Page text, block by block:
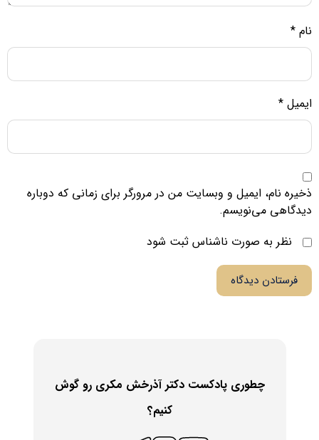
نام *
ایمیل *
ذخیره نام، ایمیل و وبسایت من در مرورگر برای زمانی که دوباره
دیدگاهی می‌نویسم.
نظر به صورت ناشناس ثبت شود
فرستادن دیدگاه
چطوری پادکست دکتر آذرخش مکری رو گوش
کنیم؟